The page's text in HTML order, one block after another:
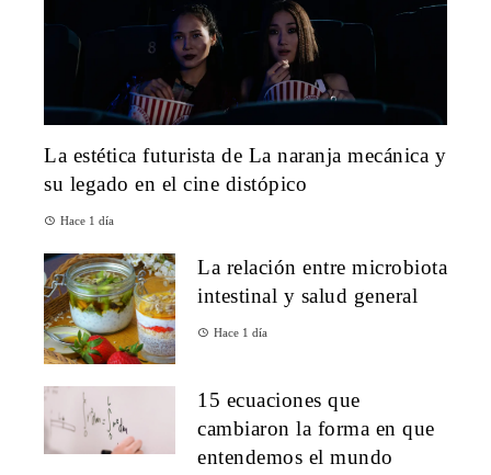
La estética futurista de La naranja mecánica y
su legado en el cine distópico
Hace 1 día
La relación entre microbiota
intestinal y salud general
Hace 1 día
15 ecuaciones que
cambiaron la forma en que
entendemos el mundo